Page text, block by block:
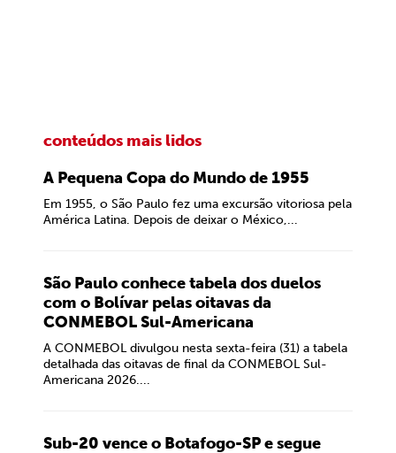
conteúdos mais lidos
A Pequena Copa do Mundo de 1955
Em 1955, o São Paulo fez uma excursão vitoriosa pela
América Latina. Depois de deixar o México,...
São Paulo conhece tabela dos duelos
com o Bolívar pelas oitavas da
CONMEBOL Sul-Americana
A CONMEBOL divulgou nesta sexta-feira (31) a tabela
detalhada das oitavas de final da CONMEBOL Sul-
Americana 2026....
Sub-20 vence o Botafogo-SP e segue